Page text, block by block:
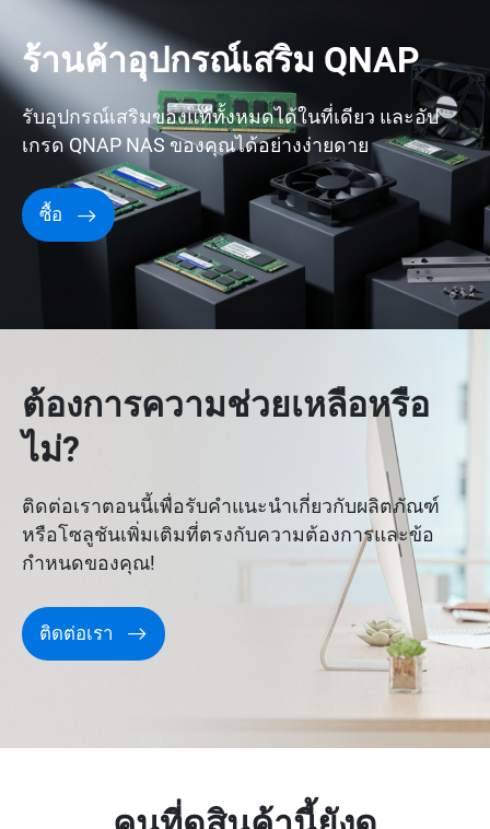
ร้านค้าอุปกรณ์เสริม QNAP
รับอุปกรณ์เสริมของแท้ทั้งหมดได้ในที่เดียว และอัป
เกรด QNAP NAS ของคุณได้อย่างง่ายดาย
ซื้อ
ต้องการความช่วยเหลือหรือ
ไม่?
ติดต่อเราตอนนี้เพื่อรับคำแนะนำเกี่ยวกับผลิตภัณฑ์
หรือโซลูชันเพิ่มเติมที่ตรงกับความต้องการและข้อ
กำหนดของคุณ!
ติดต่อเรา